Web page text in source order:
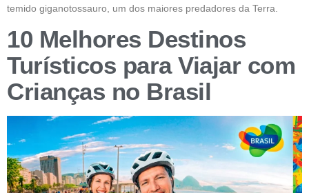
temido giganotossauro, um dos maiores predadores da Terra.
10 Melhores Destinos
Turísticos para Viajar com
Crianças no Brasil